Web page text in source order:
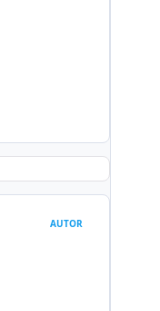
AUTOR